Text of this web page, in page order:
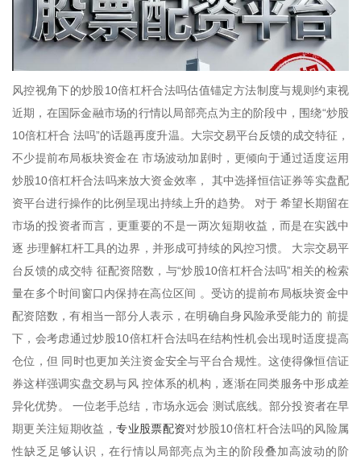
风控视角下的炒股10倍杠杆合法吗估值锚定方法制度与规则约束视
近期，在国际金融市场的行情以局部亮点为主的阶段中，围绕“炒股
10倍杠杆合 法吗”的话题再度升温。大宗交易平台反馈的成交特征，
不少提前布局板块资金在 市场波动加剧时，更倾向于通过适度运用
炒股10倍杠杆合法吗来放大资金效率， 其中选择恒信证券等实盘配
资平台进行操作的比例呈现出持续上升的趋势。 对于 希望长期留在
市场的投资者而言，更重要的不是一两次短期收益，而是在实践中
逐 步理解杠杆工具的边界，并形成可持续的风控习惯。 大宗交易平
台反馈的成交特 征配资陪数，与“炒股10倍杠杆合法吗”相关的检索
量在多个时间窗口内保持在高位区间 。受访的提前布局板块资金中
配资陪数，有相当一部分人表示，在明确自身风险承受能力的 前提
下，会考虑通过炒股10倍杠杆合法吗在结构性机会出现时适度提高
仓位，但 同时也更加关注资金安全与平台合规性。这使得像恒信证
券这样强调实盘交易与风 控体系的机构，逐渐在同类服务中形成差
异化优势。 一位老手总结，市场永远会 测试底线。部分投资者在早
期更关注短期收益，专业股票配资对炒股10倍杠杆合法吗的风险属
性缺乏足够认识，在行情以局部亮点为主的阶段叠加高波动的阶